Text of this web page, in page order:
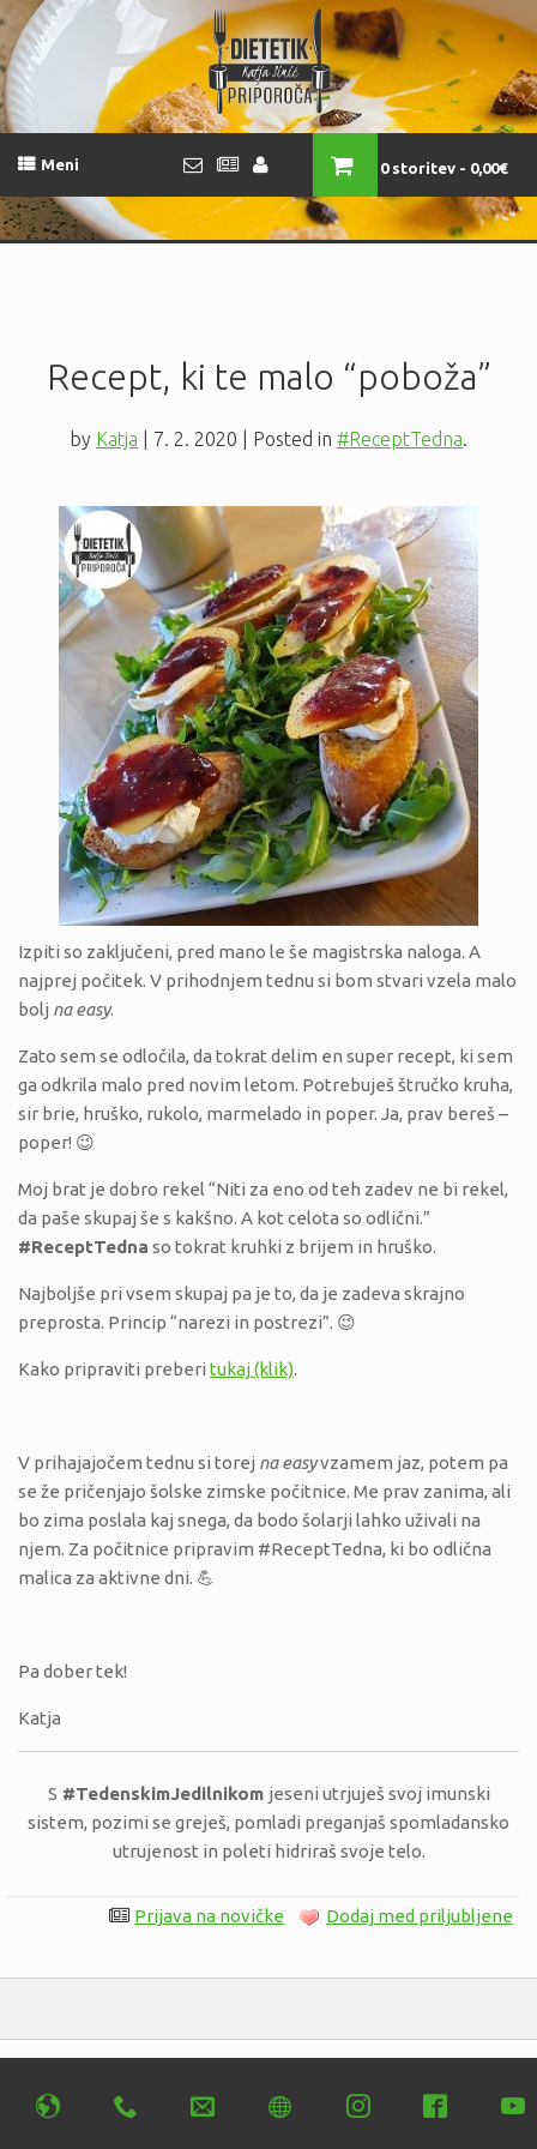
Meni 0 storitev 0,00€
Recept, ki te malo “poboža”
by Katja 7. 2. 2020 | Posted in #ReceptTedna.
Izpiti so zaključeni, pred mano le še magistrska naloga. A
najprej počitek. V prihodnjem tednu si bom stvari vzela malo
bolj na easy.
Zato sem se odločila, da tokrat delim en super recept, ki sem
ga odkrila malo pred novim letom. Potrebuješ štručko kruha,
sir brie, hruško, rukolo, marmelado in poper. Ja, prav bereš –
poper! 😉
Moj brat je dobro rekel “Niti za eno od teh zadev ne bi rekel,
da paše skupaj še s kakšno. A kot celota so odlični.”
#ReceptTedna so tokrat kruhki z brijem in hruško.
Najboljše pri vsem skupaj pa je to, da je zadeva skrajno
preprosta. Princip “narezi in postrezi”. 😉
Kako pripraviti preberi tukaj (klik).
V prihajajočem tednu si torej na easyvzamem jaz, potem pa
se že pričenjajo šolske zimske počitnice. Me prav zanima, ali
bo zima poslala kaj snega, da bodo šolarji lahko uživali na
njem. Za počitnice pripravim #ReceptTedna, ki bo odlična
malica za aktivne dni. 💪
Pa dober tek!
Katja
S #TedenskimJedilnikom jeseni utrjuješ svoj imunski
sistem, pozimi se greješ, pomladi preganjaš spomladansko
utrujenost in poleti hidriraš svoje telo.
Prijava na novičke Dodaj med priljubljene